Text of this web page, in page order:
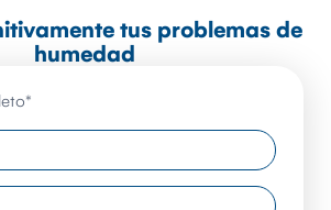
tus problemas de
humedad
*